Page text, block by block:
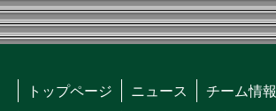
トップページ ニュース チーム情報